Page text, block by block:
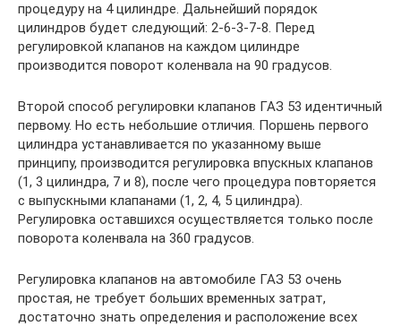
процедуру на 4 цилиндре. Дальнейший порядок
цилиндров будет следующий: 2-6-3-7-8. Перед
регулировкой клапанов на каждом цилиндре
производится поворот коленвала на 90 градусов.
Второй способ регулировки клапанов ГАЗ 53 идентичный
первому. Но есть небольшие отличия. Поршень первого
цилиндра устанавливается по указанному выше
принципу, производится регулировка впускных клапанов
(1, 3 цилиндра, 7 и 8), после чего процедура повторяется
с выпускными клапанами (1, 2, 4, 5 цилиндра).
Регулировка оставшихся осуществляется только после
поворота коленвала на 360 градусов.
Регулировка клапанов на автомобиле ГАЗ 53 очень
простая, не требует больших временных затрат,
достаточно знать определения и расположение всех